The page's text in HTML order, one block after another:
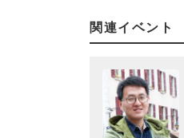
関連イベント